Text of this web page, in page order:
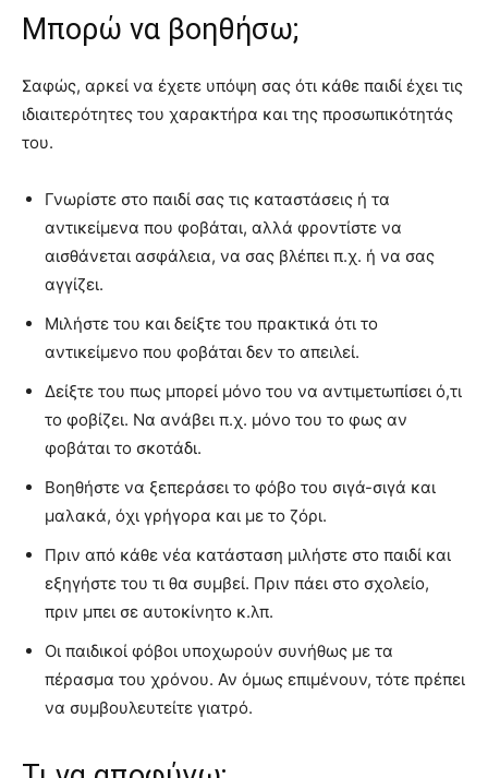
Μπορώ να βοηθήσω;
Σαφώς, αρκεί να έχετε υπόψη σας ότι κάθε παιδί έχει τις
ιδιαιτερότητες του χαρακτήρα και της προσωπικότητάς
του.
Γνωρίστε στο παιδί σας τις καταστάσεις ή τα
αντικείμενα που φοβάται, αλλά φροντίστε να
αισθάνεται ασφάλεια, να σας βλέπει π.χ. ή να σας
αγγίζει.
Μιλήστε του και δείξτε του πρακτικά ότι το
αντικείμενο που φοβάται δεν το απειλεί.
Δείξτε του πως μπορεί μόνο του να αντιμετωπίσει ό,τι
το φοβίζει. Να ανάβει π.χ. μόνο του το φως αν
φοβάται το σκοτάδι.
Βοηθήστε να ξεπεράσει το φόβο του σιγά-σιγά και
μαλακά, όχι γρήγορα και με το ζόρι.
Πριν από κάθε νέα κατάσταση μιλήστε στο παιδί και
εξηγήστε του τι θα συμβεί. Πριν πάει στο σχολείο,
πριν μπει σε αυτοκίνητο κ.λπ.
Οι παιδικοί φόβοι υποχωρούν συνήθως με τα
πέρασμα του χρόνου. Αν όμως επιμένουν, τότε πρέπει
να συμβουλευτείτε γιατρό.